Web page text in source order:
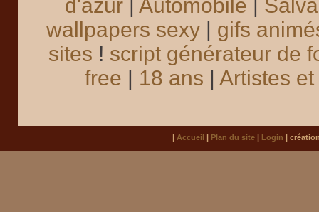
d'azur| Automobile
wallpapers sexy| gifs
sites ! script générateur de
free
18 ans Artistes
Accueil Plan du site| Login |